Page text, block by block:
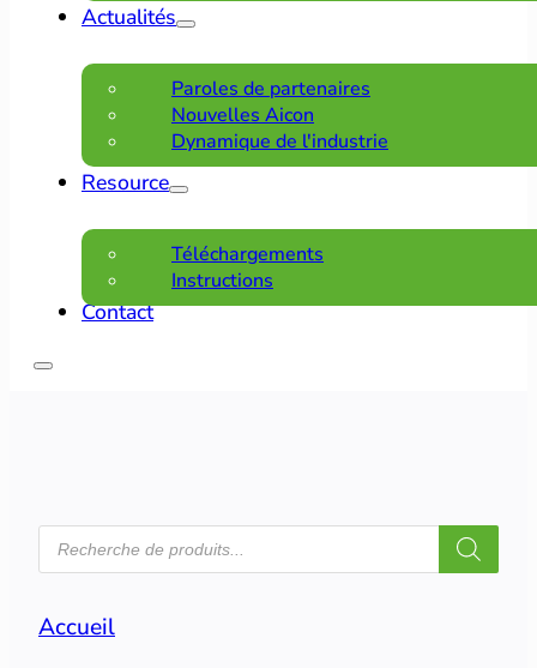
Actualités
Paroles de partenaires
Nouvelles Aicon
Dynamique de l'industrie
Resource
Téléchargements
Instructions
Contact
RECHERCHE
DE
PRODUITS
Accueil